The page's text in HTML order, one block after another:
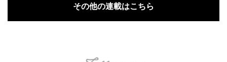
その他の連載はこちら